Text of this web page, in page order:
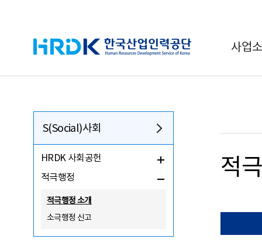
HRDK 한국산업인력공단 사업
S(Social)사회
HRDK 사회공헌
적극행정
적극행정 소개
소극행정 신고
적